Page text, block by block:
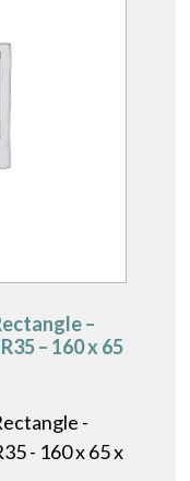
–
– 160 x 65
-
- 160 x 65 x